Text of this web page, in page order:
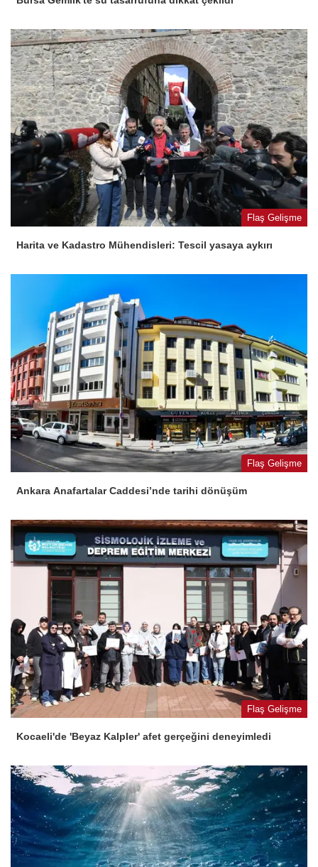
Flaş Gelişme
Harita ve Kadastro Mühendisleri: Tescil yasaya aykırı
Flaş Gelişme
Ankara Anafartalar Caddesi’nde tarihi dönüşüm
Flaş Gelişme
Kocaeli'de 'Beyaz Kalpler' afet gerçeğini deneyimledi